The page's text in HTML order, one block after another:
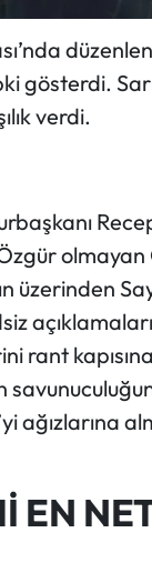
gösterdi.
verdi.
olmayan
üzerinden
rant
ağızlarına
EN